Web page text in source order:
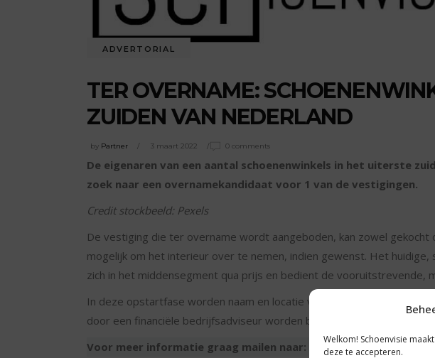
Welkom! Schoenvisie
deze te accepteren.
ADVERTORIAL
TER OVERNAME:
ZUIDEN VAN NEDERLAND
by Partner 3 maart 2022 0 comments
De eigenaren van een aantal schoenenwinkels in het uiterste
zoek naar een overnamekandidaat voor 1 van de vestigingen.
Credit stockbeeld: Pexels
De vestiging die ter overname wordt aangeboden, kan zowel gekocht
mogelijk om het interieur over te nemen, indien gewenst. Het
zich in het middensegment qua prijs en bedient de vooruitstrevende,
In deze opstartfase worden naam en locatie van de winkel nog niet
door een financiële bedrijfsadviseur worden behandeld.
Voor meer informatie graag mailen naar: